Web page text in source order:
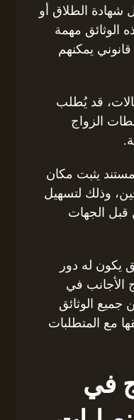
شهادة الطلاق أو
الوثائق مهمة
يمكنهم
قد يُطلب
الزواج
يثبت مكان
وذلك لتسهيل
قبل الجهات
يكون له دور
الأجانب في
جميع الوثائق
مع المتطلبات
في